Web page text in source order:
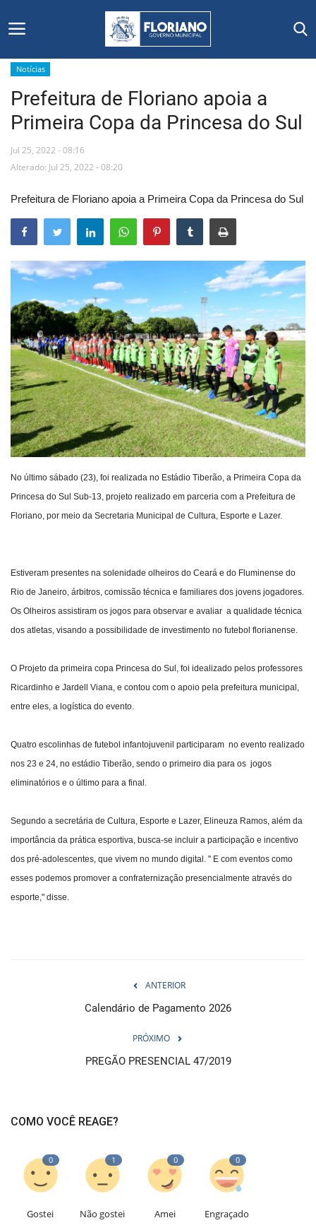
Início
Editais
Floriano
Secretarias e Órgãos
Mural de Licitações
Notícias
Vídeos
Webmail
Contato
Notícias
Prefeitura de Floriano apoia a
Primeira Copa da Princesa do Sul
Jul 25, 2022 - 08:16
Alterado: Jul 25, 2022 - 08:20
Prefeitura de Floriano apoia a Primeira Copa da Princesa do Sul
No último sábado (23), foi realizada no Estádio Tiberão, a Primeira Copa da
Princesa do Sul Sub-13, projeto realizado em parceria com a Prefeitura de
Floriano, por meio da Secretaria Municipal de Cultura, Esporte e Lazer.
Estiveram presentes na solenidade olheiros do Ceará e do Fluminense do
Rio de Janeiro, árbitros, comissão técnica e familiares dos jovens jogadores.
Os Olheiros assistiram os jogos para observar e avaliar a qualidade técnica
dos atletas, visando a possibilidade de investimento no futebol florianense.
O Projeto da primeira copa Princesa do Sul, foi idealizado pelos professores
Ricardinho e Jardell Viana, e contou com o apoio pela prefeitura municipal,
entre eles, a logística do evento.
Quatro escolinhas de futebol infantojuvenil participaram no evento realizado
nos 23 e 24, no estádio Tiberão, sendo o primeiro dia para os jogos
eliminatórios e o último para a final.
Segundo a secretária de Cultura, Esporte e Lazer, Elineuza Ramos, além da
importância da prática esportiva, busca-se incluir a participação e incentivo
dos pré-adolescentes, que vivem no mundo digital. " E com eventos como
esses podemos promover a confraternização presencialmente através do
esporte," disse.
ANTERIOR
Calendário de Pagamento 2026
PRÓXIMO
PREGÃO PRESENCIAL 47/2019
COMO VOCÊ REAGE?
0
Gostei
1
Não gostei
0
Amei
0
Engraçado